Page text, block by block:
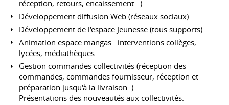
réception, retours, encaissement...)
Développement diffusion Web (réseaux sociaux)
Développement de l'espace Jeunesse (tous supports)
Animation espace mangas : interventions collèges,
lycées, médiathèques.
Gestion commandes collectivités (réception des
commandes, commandes fournisseur, réception et
préparation jusqu'à la livraison. )
Présentations des nouveautés aux collectivités.